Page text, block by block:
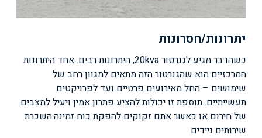
יתרונות/חסרונות
כשהדבר מגיע לגנרטור 20kva, היתרונות רבים. אחד היתרונות
המרכזיים הוא שהגנרטור הזה מתאים למגוון רחב של
שימושים – החל מאירועים פרטיים ועד לפרויקטים
תעשייתיים. תוספת זו יכולות להציע פתרון אמין ויעיל למצבים
של חירום או כאשר אתם זקוקים להפקת כוח זמינה.השכרת
שירותים ניידים